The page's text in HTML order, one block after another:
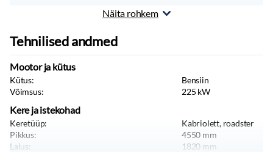
Kabriolett
Näita rohkem
Tehnilised andmed
Mootor ja kütus
Kütus:
Bensiin
Võimsus:
225 kW
Kere ja istekohad
Keretüüp:
Kabriolett, roadster
Pikkus:
4550 mm
Laius:
1820 mm